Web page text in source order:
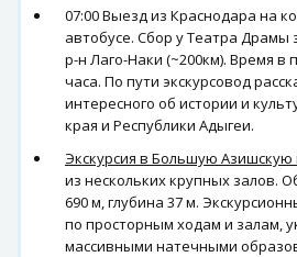
07:00 Выезд из Краснодара на
автобусе. Сбор у Театра Драмы
р-н Лаго-Наки (~200км). Время в
часа. По пути экскурсовод
интересного об истории и
края и Республики Адыгеи.
Экскурсия в Большую
из нескольких крупных залов.
690 м, глубина 37 м.
по просторным ходам и залам,
массивными натечными